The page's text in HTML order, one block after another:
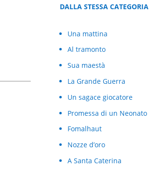
DALLA STESSA CATEGORIA
Una mattina
Al tramonto
Sua maestà
La Grande Guerra
Un sagace giocatore
Promessa di un Neonato
Fomalhaut
Nozze d’oro
A Santa Caterina